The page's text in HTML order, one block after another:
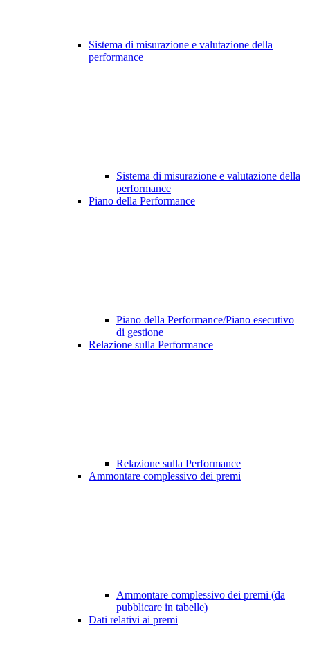
Sistema di misurazione e valutazione della
performance
Sistema di misurazione e valutazione della
performance
Piano della Performance
Piano della Performance/Piano esecutivo
di gestione
Relazione sulla Performance
Relazione sulla Performance
Ammontare complessivo dei premi
Ammontare complessivo dei premi (da
pubblicare in tabelle)
Dati relativi ai premi